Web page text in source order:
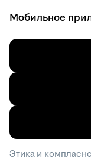
Мобильное
Этика и комплаенс